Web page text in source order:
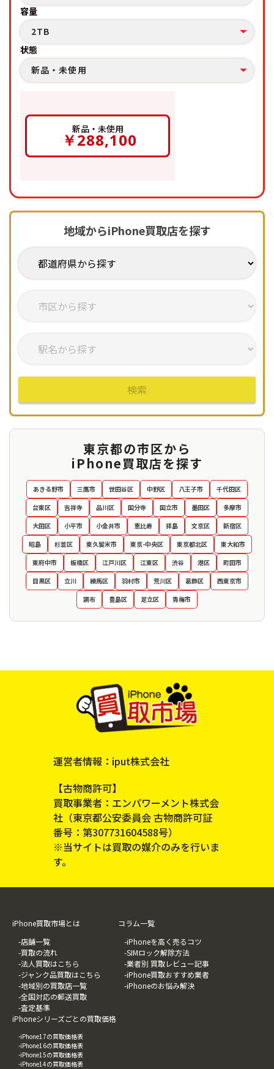
容量
2TB
状態
新品・未使用
新品・未使用
￥288,100
地域からiPhone買取店を探す
検索
東京都の市区から
iPhone買取店を探す
あきる野市 三鷹市 世田谷区 中野区 八王子市
千代田区
台東区
吉祥寺 品川区 国分寺 国立市 墨田区
多摩市
大田区
小平市 小金井市 恵比寿 拝島 文京区
新宿区
昭島
杉並区 東久留米市 東京-中央区 東京都北区
東大和市
東府中市
板橋区 江戸川区 江東区 渋谷 港区
町田市
目黒区
立川 練馬区 羽村市 荒川区 葛飾区
西東京市
調布
豊島区 足立区 青梅市
iPhone買取市場とは
-店舗一覧
-買取の流れ
-法人買取はこちら
-ジャンク品買取はこちら
-地域別の買取店一覧
-全国対応の郵送買取
-査定基準
コラム一覧
-iPhoneを高く売るコツ
-SIMロック解除方法
-業者別 買取レビュー記事
-iPhone買取おすすめ業者
-iPhoneのお悩み解決
iPhoneシリーズごとの買取価格
-iPhone17の買取価格表
-iPhone16の買取価格表
-iPhone15の買取価格表
-iPhone14の買取価格表
運営者情報：iput株式会社
【古物商許可】
買取事業者：エンパワーメント株式会
社（東京都公安委員会 古物商許可証
番号：第307731604588号）
※当サイトは買取の媒介のみを行いま
す。